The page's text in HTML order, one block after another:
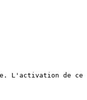
L'activation de ce